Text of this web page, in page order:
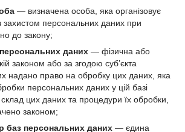
— визначена особа, яка організовує
захистом персональних даних при
до закону;
даних — фізична або
законом або за згодою суб’єкта
надано право на обробку цих даних, яка
персональних даних у цій базі
цих даних та процедури їх обробки,
законом;
баз персональних даних — єдина